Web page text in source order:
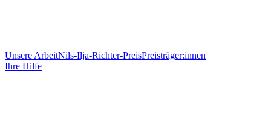
Unsere ArbeitNils-Ilja-Richter-PreisPreisträger:innen
Ihre Hilfe